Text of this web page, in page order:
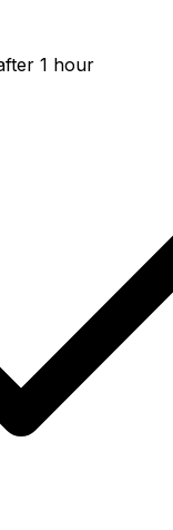
1 hour